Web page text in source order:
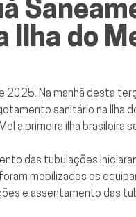
Ilha do
2025. Na manhã desta
sanitário na Ilha
a primeira ilha
das tubulações
mobilizados os
e assentamento das